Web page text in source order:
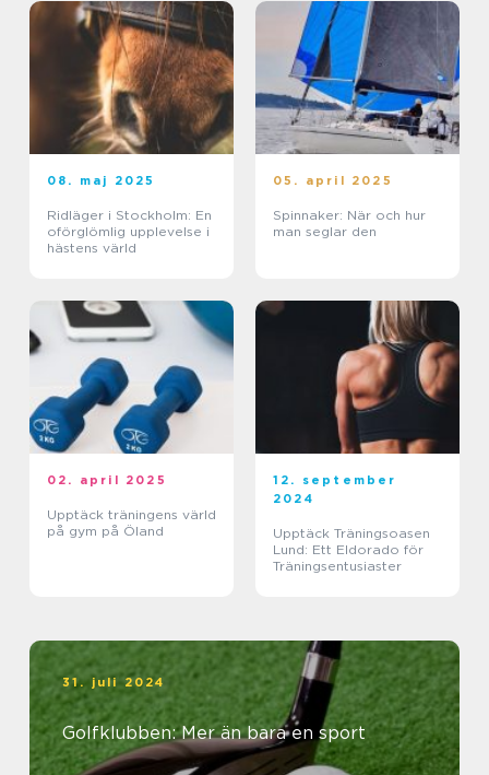
08. maj 2025
Ridläger i Stockholm: En
oförglömlig upplevelse i
hästens värld
05. april 2025
Spinnaker: När och hur
man seglar den
02. april 2025
Upptäck träningens värld
på gym på Öland
12. september
2024
Upptäck Träningsoasen
Lund: Ett Eldorado för
Träningsentusiaster
31. juli 2024
Golfklubben: Mer än bara en sport